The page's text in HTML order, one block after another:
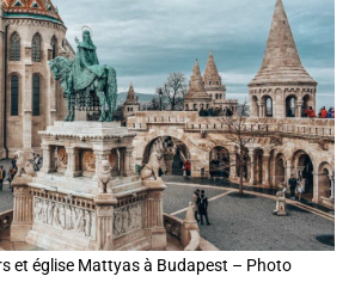
et église Mattyas à Budapest – Photo